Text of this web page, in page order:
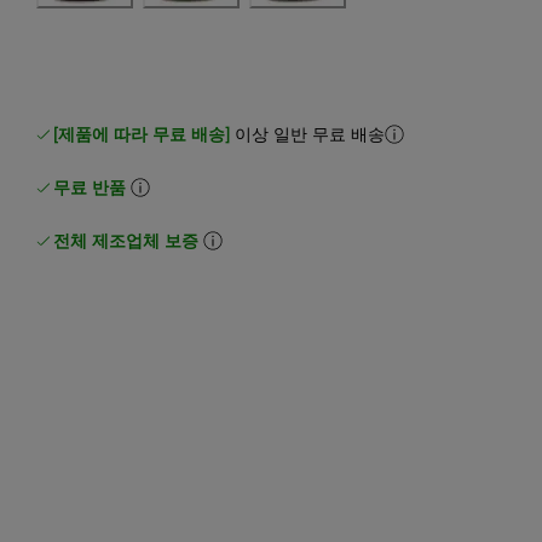
[제품에 따라 무료 배송] 이상 일반 무료 배송
무료 반품
전체 제조업체 보증